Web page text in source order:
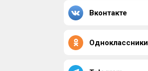
Вконтакте
Одноклассники